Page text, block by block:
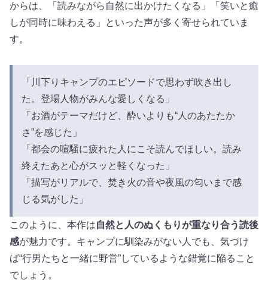
からは、「読みながら自然に出かけたくなる」「笑いと癒
しが同時に味わえる」といった声が多く寄せられていま
す。
「川下りキャンプのエピソードで思わず吹き出し
た。登場人物がみんな愛しくなる」
「お酒がテーマだけど、酔いよりも“人のあたたか
さ”を感じた」
「都会の喧騒に疲れた人にこそ読んでほしい。読み
終えたあと心がスッと軽くなった」
「描写がリアルで、焚き火の音や夜風の匂いまで感
じる気がした」
このように、本作は自然と人のぬくもりが重なり合う読後
感が魅力です。キャンプに馴染みがない人でも、気づけ
ば“行男たちと一緒に野営”しているような錯覚に陥ること
でしょう。